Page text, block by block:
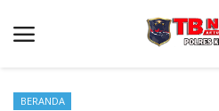
BERANDA